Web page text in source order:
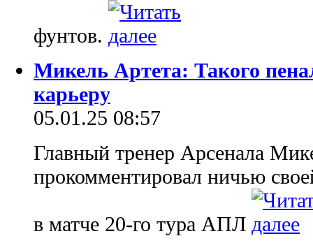
фунтов.
Микель Артета: Такого
карьеру
05.01.25 08:57
Главный тренер Арсенала
прокомментировал ничью
в матче 20-го тура АПЛ